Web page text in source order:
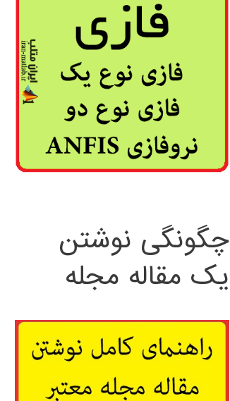
چگونگی نوشتن
یک مقاله مجله